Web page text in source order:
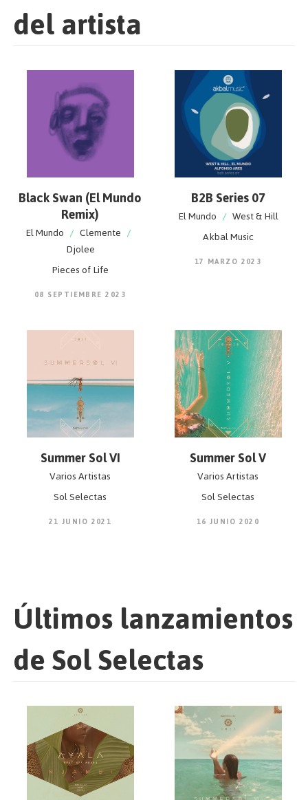
del artista
Black Swan (El Mundo
Remix)
El Mundo / Clemente /
Djolee
Pieces of Life
08 SEPTIEMBRE 2023
B2B Series 07
El Mundo / West & Hill
Akbal Music
17 MARZO 2023
Summer Sol VI
Varios Artistas
Sol Selectas
21 JUNIO 2021
Summer Sol V
Varios Artistas
Sol Selectas
16 JUNIO 2020
Últimos lanzamientos
de Sol Selectas